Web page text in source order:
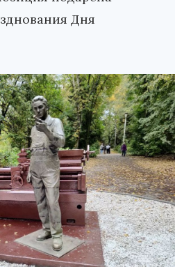
Дня